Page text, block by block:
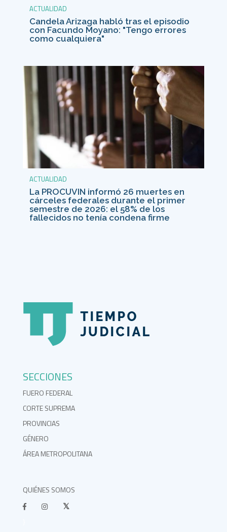
ACTUALIDAD
Candela Arizaga habló tras el episodio
con Facundo Moyano: "Tengo errores
como cualquiera"
ACTUALIDAD
La PROCUVIN informó 26 muertes en
cárceles federales durante el primer
semestre de 2026: el 58% de los
fallecidos no tenía condena firme
SECCIONES
FUERO FEDERAL
CORTE SUPREMA
PROVINCIAS
GÉNERO
ÁREA METROPOLITANA
QUIÉNES SOMOS